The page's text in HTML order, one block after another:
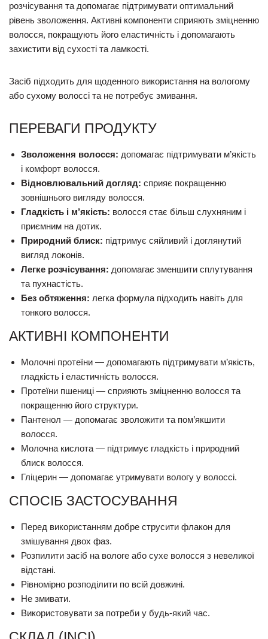
розчісування та допомагає підтримувати оптимальний
рівень зволоження. Активні компоненти сприяють зміцненню
волосся, покращують його еластичність і допомагають
захистити від сухості та ламкості.
Засіб підходить для щоденного використання на вологому
або сухому волоссі та не потребує змивання.
ПЕРЕВАГИ ПРОДУКТУ
Зволоження волосся: допомагає підтримувати м’якість
і комфорт волосся.
Відновлювальний догляд: сприяє покращенню
зовнішнього вигляду волосся.
Гладкість і м’якість: волосся стає більш слухняним і
приємним на дотик.
Природний блиск: підтримує сяйливий і доглянутий
вигляд локонів.
Легке розчісування: допомагає зменшити сплутування
та пухнастість.
Без обтяження: легка формула підходить навіть для
тонкого волосся.
АКТИВНІ КОМПОНЕНТИ
Молочні протеїни — допомагають підтримувати м’якість,
гладкість і еластичність волосся.
Протеїни пшениці — сприяють зміцненню волосся та
покращенню його структури.
Пантенол — допомагає зволожити та пом’якшити
волосся.
Молочна кислота — підтримує гладкість і природний
блиск волосся.
Гліцерин — допомагає утримувати вологу у волоссі.
СПОСІБ ЗАСТОСУВАННЯ
Перед використанням добре струсити флакон для
змішування двох фаз.
Розпилити засіб на вологе або сухе волосся з невеликої
відстані.
Рівномірно розподілити по всій довжині.
Не змивати.
Використовувати за потреби у будь-який час.